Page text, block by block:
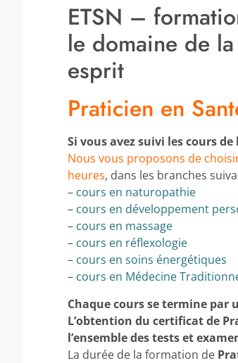
ETSN –
le domaine de
esprit
Praticien en
Si vous avez suivi les cours de
Nous vous proposons de
heures, dans les branches
– cours en naturopathie
– cours en développement
– cours en massage
– cours en réflexologie
– cours en soins énergétiques
– cours en Médecine
Chaque cours se termine
L’obtention du certificat de
l’ensemble des tests et
La durée de la formation de